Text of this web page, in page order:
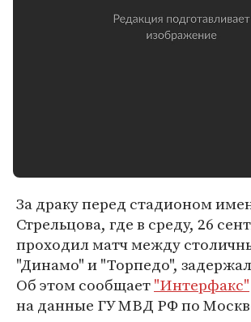
За драку перед стадионом
Стрельцова, где в среду, 26
проходил матч между
"Динамо" и "Торпедо",
Об этом сообщает"Интерфакс"
на данные ГУ МВД РФ по